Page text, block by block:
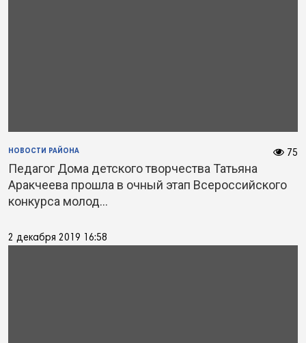
НОВОСТИ РАЙОНА 75
Педагог Дома детского творчества Татьяна
Аракчеева прошла в очный этап Всероссийского
конкурса молод...
2 декабря 2019 16:58